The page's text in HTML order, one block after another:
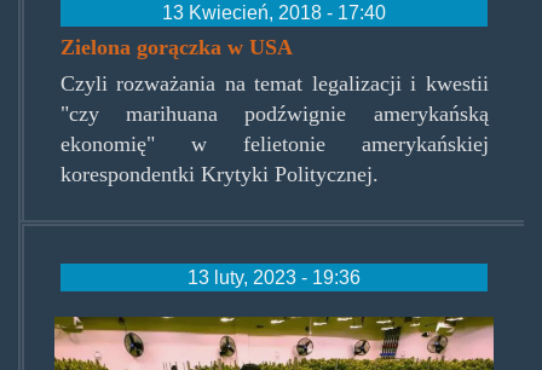
13 Kwiecień, 2018 - 17:40
Zielona gorączka w USA
Czyli rozważania na temat legalizacji i kwestii
"czy marihuana podźwignie amerykańską
ekonomię" w felietonie amerykańskiej
korespondentki Krytyki Politycznej.
13 luty, 2023 - 19:36
przemysl-